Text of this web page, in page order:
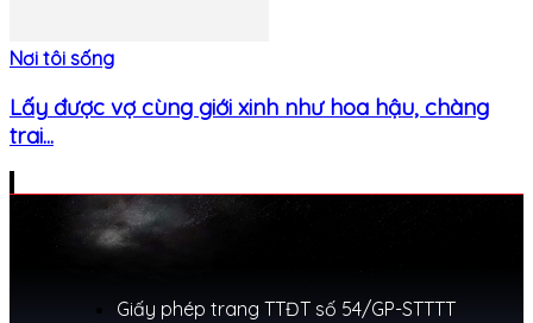
Nơi tôi sống
Lấy được vợ cùng giới xinh như hoa hậu, chàng
trai...
Giấy phép trang TTĐT số 54/GP-STTTT